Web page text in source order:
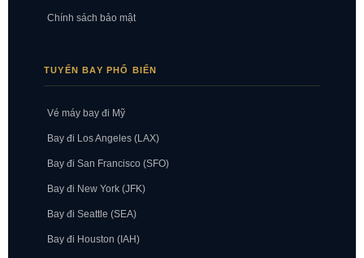
Chính sách bảo mật
TUYẾN BAY PHỔ BIẾN
Vé máy bay đi Mỹ
Bay đi Los Angeles (LAX)
Bay đi San Francisco (SFO)
Bay đi New York (JFK)
Bay đi Seattle (SEA)
Bay đi Houston (IAH)